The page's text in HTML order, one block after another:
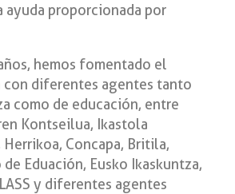
ayuda proporcionada por
hemos fomentado el
con diferentes agentes tanto
como de educación, entre
Kontseilua, Ikastola
Herrikoa, Concapa, Britila,
Eduación, Eusko Ikaskuntza,
y diferentes agentes